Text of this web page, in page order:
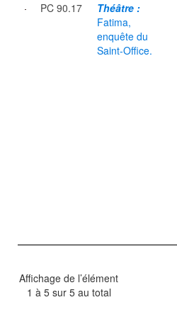
PC 90.17
Théâtre :
Fatima,
enquête du
Saint-Office.
Affichage de l’élément
1 à 5 sur 5 au total